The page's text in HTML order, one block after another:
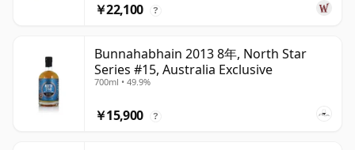
￥22,100 ?
Bunnahabhain 2013 8年, North Star
Series #15, Australia Exclusive
700ml • 49.9%
￥15,900 ?